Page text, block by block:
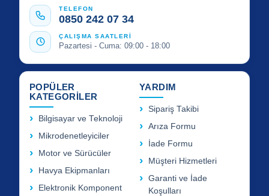
TELEFON
0850 242 07 34
ÇALIŞMA SAATLERİ
Pazartesi - Cuma: 09:00 - 18:00
POPÜLER
KATEGORİLER
Bilgisayar ve Teknoloji
Mikrodenetleyiciler
Motor ve Sürücüler
Havya Ekipmanları
Elektronik Komponent
YARDIM
Sipariş Takibi
Arıza Formu
İade Formu
Müşteri Hizmetleri
Garanti ve İade
Koşulları